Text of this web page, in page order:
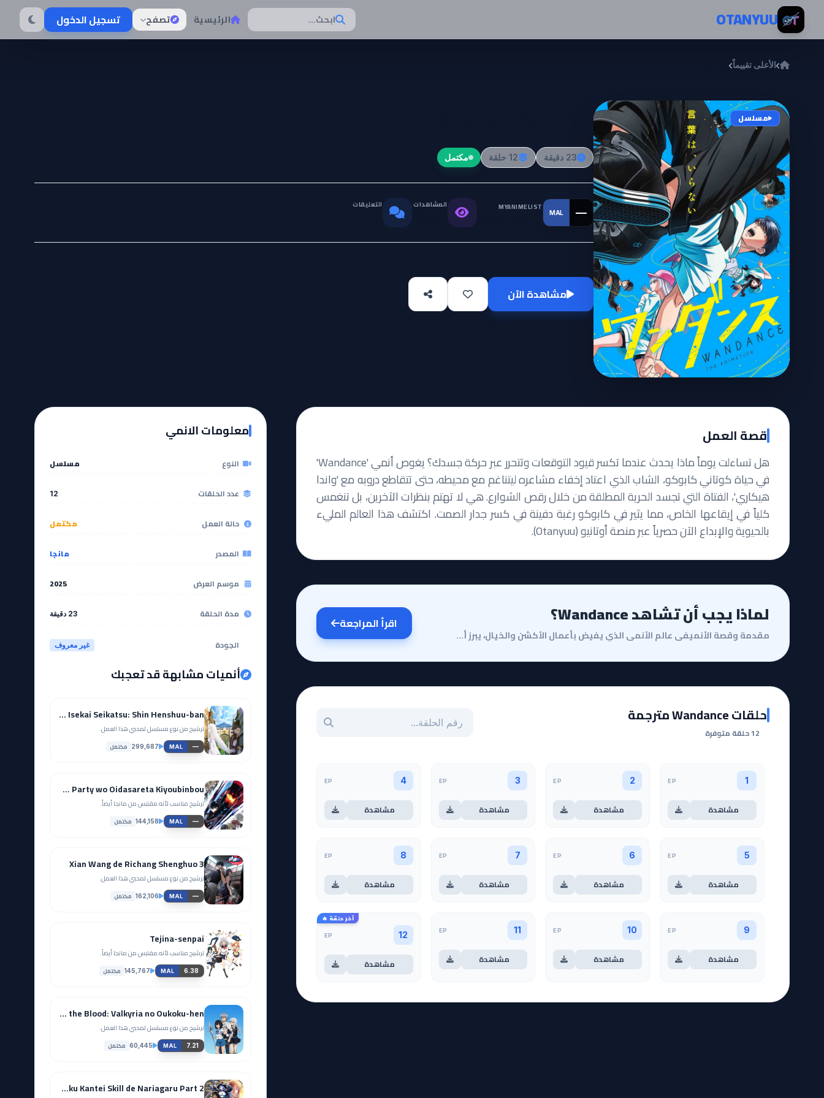
تخطي إلى المحتوىOTANYUU ابحث... الرئيسية تصفح تسجيل الدخول
الأعلى تقييماً
مسلسل
23 دقيقة 12 حلقة مكتمل
MAL —
MYANIMELIST المشاهدات التعليقات
مشاهدة الآن
قصة العمل
هل تساءلت يوماً ماذا يحدث عندما تكسر قيود التوقعات وتتحرر عبر حركة جسدك؟ يغوص أنمي 'Wandance'
في حياة كوتاني كابوكو، الشاب الذي اعتاد إخفاء مشاعره ليتناغم مع محيطه، حتى تتقاطع دروبه مع 'واندا
هيكاري'، الفتاة التي تجسد الحرية المطلقة من خلال رقص الشوارع. هي لا تهتم بنظرات الآخرين، بل تنغمس
كلياً في إيقاعها الخاص، مما يثير في كابوكو رغبة دفينة في كسر جدار الصمت. اكتشف هذا العالم المليء
بالحيوية والإبداع الآن حصرياً عبر منصة أوتانيو (Otanyuu).
لماذا يجب أن تشاهد Wandance؟
مقدمة وقصة الأنميفي عالم الأنمي الذي يفيض بأعمال الأكشن والخيال، يبرز أنمي Wandance كعمل درامي فريد ...
اقرأ المراجعة
حلقات Wandance مترجمة
12 حلقة متوفرة
بحث عن حلقة بالرقم
1
EP
مشاهدة
2
EP
مشاهدة
3
EP
مشاهدة
4
EP
مشاهدة
5
EP
مشاهدة
6
EP
مشاهدة
7
EP
مشاهدة
8
EP
مشاهدة
9
EP
مشاهدة
10
EP
مشاهدة
11
EP
مشاهدة
آخر حلقة 🔥
12
EP
مشاهدة
معلومات الانمي
النوع مسلسل
عدد الحلقات 12
حالة العمل مكتمل
المصدر مانجا
موسم العرض 2025
مدة الحلقة 23 دقيقة
الجودة غير معروف
أنميات مشابهة قد تعجبك
Re:Zero kara Hajimeru Isekai Seikatsu: Shin Henshuu-ban
ترشيح من نوع مسلسل لمحبي هذا العمل.
MAL —
299,687 مكتمل
Yuusha Party wo Oidasareta Kiyoubinbou
ترشيح مناسب لأنه مقتبس من مانجا أيضاً.
MAL —
144,158 مكتمل
Xian Wang de Richang Shenghuo 3
ترشيح من نوع مسلسل لمحبي هذا العمل.
MAL —
162,106 مكتمل
Tejina-senpai
ترشيح مناسب لأنه مقتبس من مانجا أيضاً.
MAL 6.38
145,767 مكتمل
Strike the Blood: Valkyria no Oukoku-hen
ترشيح من نوع مسلسل لمحبي هذا العمل.
MAL 7.21
60,445 مكتمل
Tensei Kizoku Kantei Skill de Nariagaru Part 2